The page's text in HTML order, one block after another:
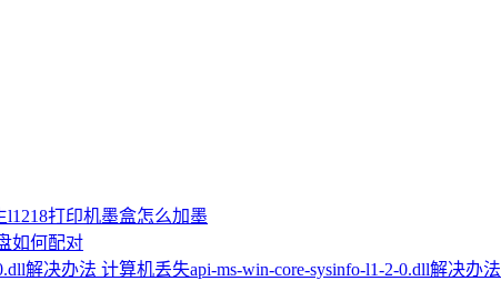
l1218打印机墨盒怎么加墨
如何配对
计算机丢失api-ms-win-core-sysinfo-l1-2-0.dll解决办法